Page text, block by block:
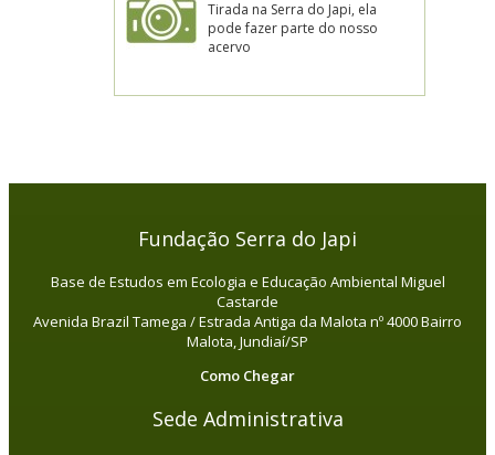
Tirada na Serra do Japi, ela
pode fazer parte do nosso
acervo
Fundação Serra do Japi
Base de Estudos em Ecologia e Educação Ambiental Miguel
Castarde
Avenida Brazil Tamega / Estrada Antiga da Malota nº 4000 Bairro
Malota, Jundiaí/SP
Como Chegar
Sede Administrativa